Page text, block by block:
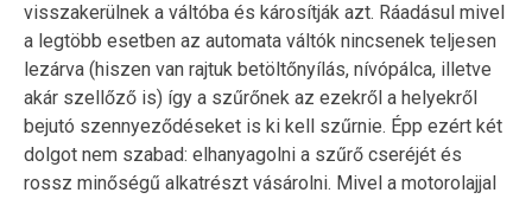
visszakerülnek a váltóba és károsítják azt. Ráadásul mivel
a legtöbb esetben az automata váltók nincsenek teljesen
lezárva (hiszen van rajtuk betöltőnyílás, nívópálca, illetve
akár szellőző is) így a szűrőnek az ezekről a helyekről
bejutó szennyeződéseket is ki kell szűrnie. Épp ezért két
dolgot nem szabad: elhanyagolni a szűrő cseréjét és
rossz minőségű alkatrészt vásárolni. Mivel a motorolajjal